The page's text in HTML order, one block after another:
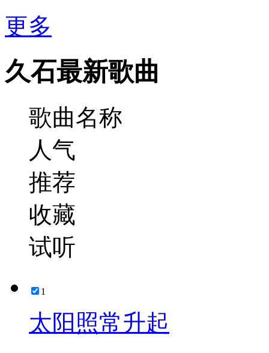
更多
久石最新歌曲
歌曲名称
人气
推荐
收藏
试听
1
太阳照常升起